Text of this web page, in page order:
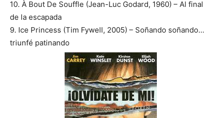
10. À Bout De Souffle (Jean-Luc Godard, 1960) – Al final
de la escapada
9. Ice Princess (Tim Fywell, 2005) – Soñando soñando…
triunfé patinando